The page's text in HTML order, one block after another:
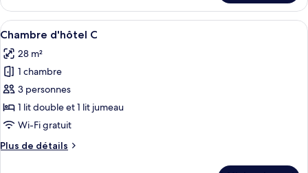
B
Chambre
d'hôtel
B
Afficher
toutes
les
photos
pour
ce
type
chambre :
Une chambre d’hôtel avec des lits
6
Chambre d'hôtel C
28 m²
1 chambre
3 personnes
1 lit double et 1 lit jumeau
Wi-Fi gratuit
Plus de détails
Plus